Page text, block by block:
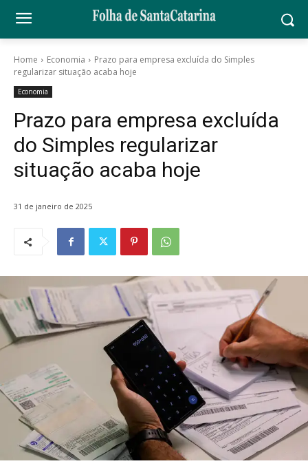
Home Economia
Prazo para empresa excluída do Simples
regularizar situação acaba hoje
Economia
Prazo para empresa excluída
do Simples regularizar
situação acaba hoje
31 de janeiro de 2025